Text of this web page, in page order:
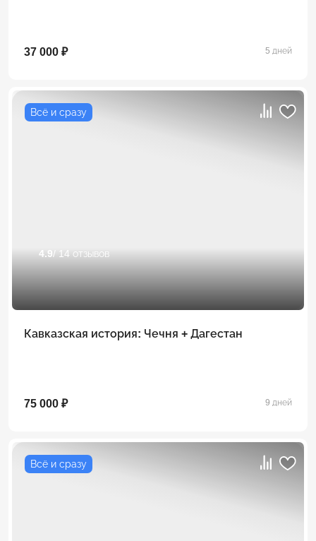
37 000 ₽ 5 дней
Всё и сразу
4.9 / 14 отзывов
Кавказская история: Чечня + Дагестан
75 000 ₽ 9 дней
Всё и сразу